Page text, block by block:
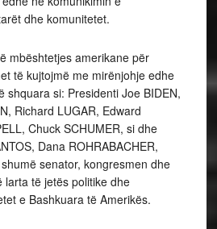
dhe komunitetet.
mbështetjes amerikane për
të kujtojmë me mirënjohje edhe
shquara si: Presidenti Joe BIDEN,
Richard LUGAR, Edward
Chuck SCHUMER, si dhe
Dana ROHRABACHER,
senator, kongresmen dhe
të jetës politike dhe
e Bashkuara të Amerikës.